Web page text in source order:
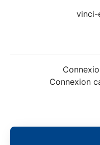
vinci-
Connexion